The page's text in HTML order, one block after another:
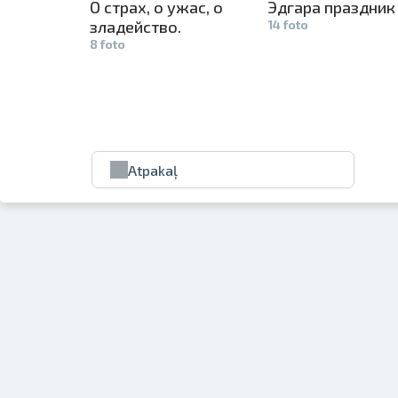
О страх, о ужас, о
зладейство­.
8 foto
Эдгара праздник
14 foto
Atpakaļ